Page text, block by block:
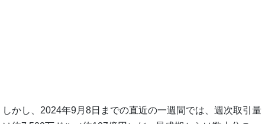
しかし、2024年9月8日までの直近の一週間では、週次取引量